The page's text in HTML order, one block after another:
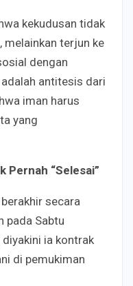
kekudusan tidak
melainkan terjun ke
dengan
antitesis dari
iman harus
yang
Pernah “Selesai”
secara
pada Sabtu
ia kontrak
di pemukiman